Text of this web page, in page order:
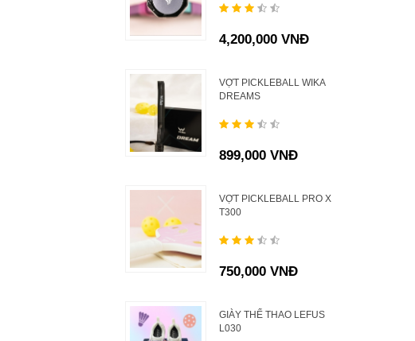
4,200,000 VNĐ
VỢT PICKLEBALL WIKA
DREAMS
899,000 VNĐ
VỢT PICKLEBALL PRO X
T300
750,000 VNĐ
GIÀY THỂ THAO LEFUS
L030